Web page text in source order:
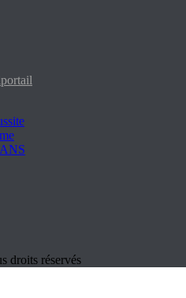
droits réservés